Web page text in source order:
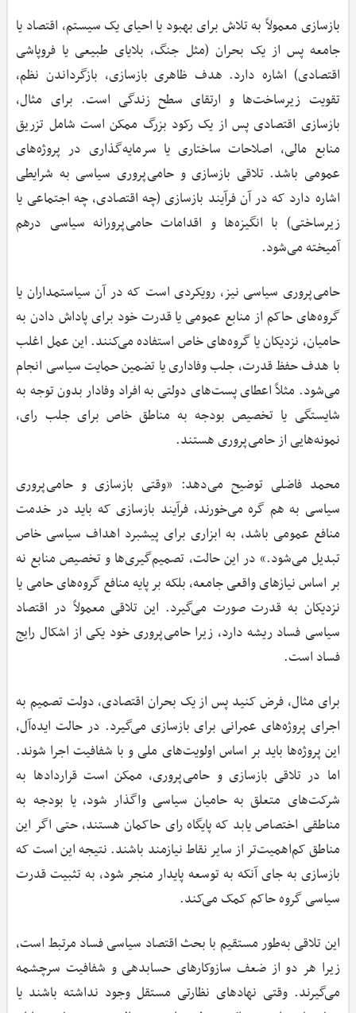
بازسازی معمولاً به تلاش برای بهبود یا احیای یک سیستم، اقتصاد یا
جامعه پس از یک بحران (مثل جنگ، بلایای طبیعی یا فروپاشی
اقتصادی) اشاره دارد. هدف ظاهری بازسازی، بازگرداندن نظم،
تقویت زیرساخت‌ها و ارتقای سطح زندگی است. برای مثال،
بازسازی اقتصادی پس از یک رکود بزرگ ممکن است شامل تزریق
منابع مالی، اصلاحات ساختاری یا سرمایه‌گذاری در پروژه‌های
عمومی باشد. تلاقی بازسازی و حامی‌پروری سیاسی به شرایطی
اشاره دارد که در آن فرآیند بازسازی (چه اقتصادی، چه اجتماعی یا
زیرساختی) با انگیزه‌ها و اقدامات حامی‌پرورانه سیاسی درهم
‌آمیخته می‌شود.
حامی‌پروری سیاسی نیز، رویکردی است که در آن سیاستمداران یا
گروه‌های حاکم از منابع عمومی یا قدرت خود برای پاداش دادن به
حامیان، نزدیکان یا گروه‌های خاص استفاده می‌کنند. این عمل اغلب
با هدف حفظ قدرت، جلب وفاداری یا تضمین حمایت سیاسی انجام
می‌شود. مثلاً اعطای پست‌های دولتی به افراد وفادار بدون توجه به
شایستگی یا تخصیص بودجه به مناطق خاص برای جلب رای،
نمونه‌هایی از حامی‌پروری هستند.
محمد فاضلی توضیح می‌دهد: «وقتی بازسازی و حامی‌پروری
سیاسی به هم گره می‌خورند، فرآیند بازسازی که باید در خدمت
منافع عمومی باشد، به ابزاری برای پیشبرد اهداف سیاسی خاص
تبدیل می‌شود.» در این حالت، تصمیم‌گیری‌ها و تخصیص منابع نه
بر اساس نیازهای واقعی جامعه، بلکه بر پایه منافع گروه‌های حامی یا
نزدیکان به قدرت صورت می‌گیرد. این تلاقی معمولاً در اقتصاد
سیاسی فساد ریشه دارد، زیرا حامی‌پروری خود یکی از اشکال رایج
فساد است.
برای مثال، فرض کنید پس از یک بحران اقتصادی، دولت تصمیم به
اجرای پروژه‌های عمرانی برای بازسازی می‌گیرد. در حالت ایده‌آل،
این پروژه‌ها باید بر اساس اولویت‌های ملی و با شفافیت اجرا شوند.
اما در تلاقی بازسازی و حامی‌پروری، ممکن است قراردادها به
شرکت‌های متعلق به حامیان سیاسی واگذار شود، یا بودجه به
مناطقی اختصاص یابد که پایگاه رای حاکمان هستند، حتی اگر این
مناطق کم‌اهمیت‌تر از سایر نقاط نیازمند باشند. نتیجه این است که
بازسازی به جای آنکه به توسعه پایدار منجر شود، به تثبیت قدرت
سیاسی گروه حاکم کمک می‌کند.
این تلاقی به‌طور مستقیم با بحث اقتصاد سیاسی فساد مرتبط است،
زیرا هر دو از ضعف سازوکارهای حسابدهی و شفافیت سرچشمه
می‌گیرند. وقتی نهادهای نظارتی مستقل وجود نداشته باشند یا